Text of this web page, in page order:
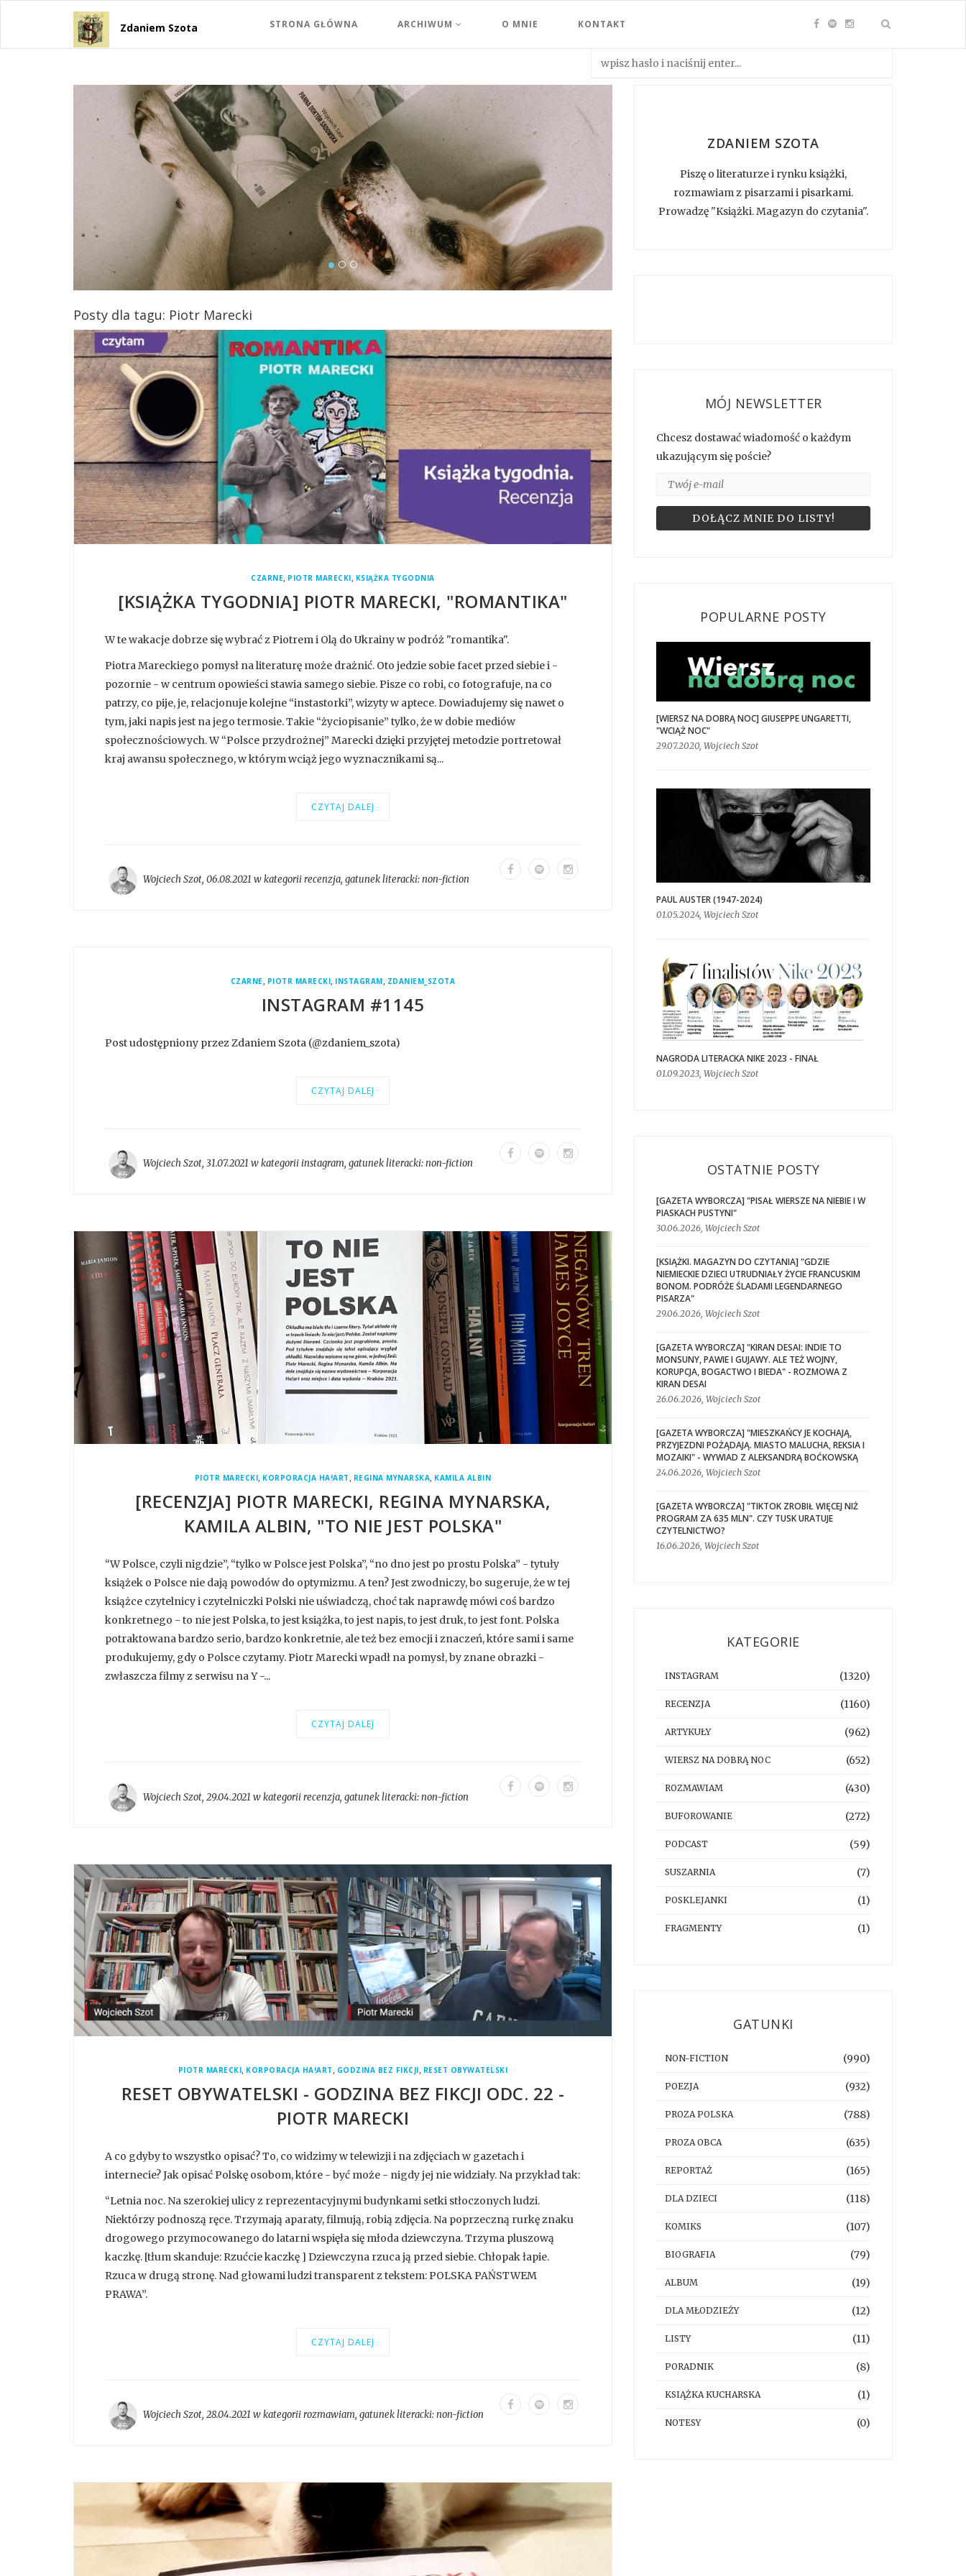
Zdaniem Szota STRONA GŁÓWNA ARCHIWUM O MNIE KONTAKT
Posty dla tagu: Piotr Marecki
CZARNE, PIOTR MARECKI, KSIĄŻKA TYGODNIA
[KSIĄŻKA TYGODNIA] PIOTR MARECKI, "ROMANTIKA"
W te wakacje dobrze się wybrać z Piotrem i Olą do Ukrainy w podróż "romantika".
Piotra Mareckiego pomysł na literaturę może drażnić. Oto jedzie sobie facet przed siebie i -
pozornie - w centrum opowieści stawia samego siebie. Pisze co robi, co fotografuje, na co
patrzy, co pije, je, relacjonuje kolejne “instastorki”, wizyty w aptece. Dowiadujemy się nawet o
tym, jaki napis jest na jego termosie. Takie “życiopisanie” tylko, że w dobie mediów
społecznościowych. W “Polsce przydrożnej” Marecki dzięki przyjętej metodzie portretował
kraj awansu społecznego, w którym wciąż jego wyznacznikami są...
CZYTAJ DALEJ
Wojciech Szot, 06.08.2021 w kategoriirecenzja, gatunek literacki:non-fiction
CZARNE, PIOTR MARECKI, INSTAGRAM, ZDANIEM_SZOTA
INSTAGRAM #1145
Post udostępniony przez Zdaniem Szota (@zdaniem_szota)
CZYTAJ DALEJ
Wojciech Szot, 31.07.2021 w kategoriiinstagram, gatunek literacki:non-fiction
PIOTR MARECKI, KORPORACJA HA!ART , REGINA MYNARSKA, KAMILA ALBIN
[RECENZJA] PIOTR MARECKI, REGINA MYNARSKA,
KAMILA ALBIN, "TO NIE JEST POLSKA"
“W Polsce, czyli nigdzie”, “tylko w Polsce jest Polska”, “no dno jest po prostu Polska” - tytuły
książek o Polsce nie dają powodów do optymizmu. A ten? Jest zwodniczy, bo sugeruje, że w tej
książce czytelnicy i czytelniczki Polski nie uświadczą, choć tak naprawdę mówi coś bardzo
konkretnego - to nie jest Polska, to jest książka, to jest napis, to jest druk, to jest font. Polska
potraktowana bardzo serio, bardzo konkretnie, ale też bez emocji i znaczeń, które sami i same
produkujemy, gdy o Polsce czytamy. Piotr Marecki wpadł na pomysł, by znane obrazki -
zwłaszcza filmy z serwisu na Y -...
CZYTAJ DALEJ
Wojciech Szot, 29.04.2021 w kategoriirecenzja, gatunek literacki:non-fiction
PIOTR MARECKI, KORPORACJA HA!ART , GODZINA BEZ FIKCJI, RESET OBYWATELSKI
RESET OBYWATELSKI - GODZINA BEZ FIKCJI ODC. 22 -
PIOTR MARECKI
A co gdyby to wszystko opisać? To, co widzimy w telewizji i na zdjęciach w gazetach i
internecie? Jak opisać Polskę osobom, które - być może - nigdy jej nie widziały. Na przykład tak:
“Letnia noc. Na szerokiej ulicy z reprezentacyjnymi budynkami setki stłoczonych ludzi.
Niektórzy podnoszą ręce. Trzymają aparaty, filmują, robią zdjęcia. Na poprzeczną rurkę znaku
drogowego przymocowanego do latarni wspięła się młoda dziewczyna. Trzyma pluszową
kaczkę. [tłum skanduje: Rzućcie kaczkę ] Dziewczyna rzuca ją przed siebie. Chłopak łapie.
Rzuca w drugą stronę. Nad głowami ludzi transparent z tekstem: POLSKA PAŃSTWEM
PRAWA”.
CZYTAJ DALEJ
Wojciech Szot, 28.04.2021 w kategoriirozmawiam, gatunek literacki:non-fiction
ZDANIEM SZOTA
Piszę o literaturze i rynku książki,
rozmawiam z pisarzami i pisarkami.
Prowadzę "Książki. Magazyn do czytania".
MÓJ NEWSLETTER
Chcesz dostawać wiadomość o każdym
ukazującym się poście?
POPULARNE POSTY
[WIERSZ NA DOBRĄ NOC] GIUSEPPE UNGARETTI,
"WCIĄŻ NOC"
29.07.2020, Wojciech Szot
PAUL AUSTER (1947-2024)
01.05.2024, Wojciech Szot
NAGRODA LITERACKA NIKE 2023 - FINAŁ
01.09.2023, Wojciech Szot
OSTATNIE POSTY
[GAZETA WYBORCZA] "PISAŁ WIERSZE NA NIEBIE I W
PIASKACH PUSTYNI"
30.06.2026, Wojciech Szot
[KSIĄŻKI. MAGAZYN DO CZYTANIA] "GDZIE
NIEMIECKIE DZIECI UTRUDNIAŁY ŻYCIE FRANCUSKIM
BONOM. PODRÓŻE ŚLADAMI LEGENDARNEGO
PISARZA"
29.06.2026, Wojciech Szot
[GAZETA WYBORCZA] "KIRAN DESAI: INDIE TO
MONSUNY, PAWIE I GUJAWY. ALE TEŻ WOJNY,
KORUPCJA, BOGACTWO I BIEDA" - ROZMOWA Z
KIRAN DESAI
26.06.2026, Wojciech Szot
[GAZETA WYBORCZA] "MIESZKAŃCY JE KOCHAJĄ,
PRZYJEZDNI POŻĄDAJĄ. MIASTO MALUCHA, REKSIA I
MOZAIKI" - WYWIAD Z ALEKSANDRĄ BOĆKOWSKĄ
24.06.2026, Wojciech Szot
[GAZETA WYBORCZA] "TIKTOK ZROBIŁ WIĘCEJ NIŻ
PROGRAM ZA 635 MLN". CZY TUSK URATUJE
CZYTELNICTWO?
16.06.2026, Wojciech Szot
KATEGORIE
INSTAGRAM (1320)
RECENZJA (1160)
ARTYKUŁY (962)
WIERSZ NA DOBRĄ NOC (652)
ROZMAWIAM (430)
BUFOROWANIE (272)
PODCAST (59)
SUSZARNIA (7)
POSKLEJANKI (1)
FRAGMENTY (1)
GATUNKI
NON-FICTION (990)
POEZJA (932)
PROZA POLSKA (788)
PROZA OBCA (635)
REPORTAŻ (165)
DLA DZIECI (118)
KOMIKS (107)
BIOGRAFIA (79)
ALBUM (19)
DLA MŁODZIEŻY (12)
LISTY (11)
PORADNIK (8)
KSIĄŻKA KUCHARSKA (1)
NOTESY (0)